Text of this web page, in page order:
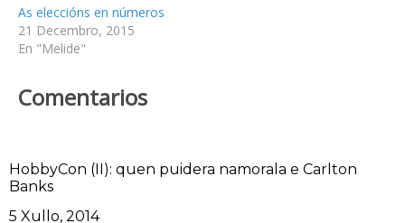
As eleccións en números
21 Decembro, 2015
En "Melide"
Comentarios
HobbyCon (II): quen puidera namorala e Carlton
Banks
Data
5 Xullo, 2014